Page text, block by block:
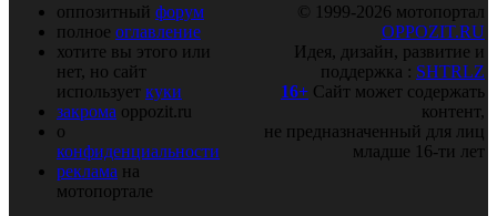
оппозитный форум
полное оглавление
хотите вы этого или
нет, но сайт
использует куки
закрома oppozit.ru
о
конфиденциальности
реклама на
мотопортале
© 1999-2026 мотопортал
OPPOZIT.RU
Идея, дизайн, развитие и
поддержка : SHTRLZ
16+ Сайт может содержать
контент,
не предназначенный для лиц
младше 16-ти лет